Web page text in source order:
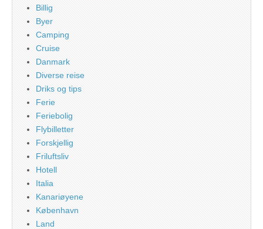
Billig
Byer
Camping
Cruise
Danmark
Diverse reise
Driks og tips
Ferie
Feriebolig
Flybilletter
Forskjellig
Friluftsliv
Hotell
Italia
Kanariøyene
København
Land